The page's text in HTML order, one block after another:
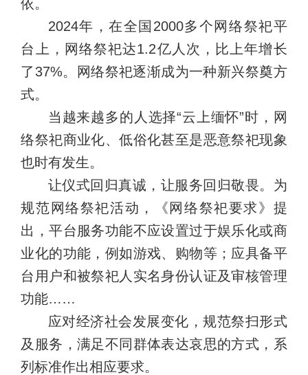
依。
2024年，在全国2000多个网络祭祀平
台上，网络祭祀达1.2亿人次，比上年增长
了37%。网络祭祀逐渐成为一种新兴祭奠方
式。
当越来越多的人选择“云上缅怀”时，网
络祭祀商业化、低俗化甚至是恶意祭祀现象
也时有发生。
让仪式回归真诚，让服务回归敬畏。为
规范网络祭祀活动，《网络祭祀要求》提
出，平台服务功能不应设置过于娱乐化或商
业化的功能，例如游戏、购物等；应具备平
台用户和被祭祀人实名身份认证及审核管理
功能……
应对经济社会发展变化，规范祭扫形式
及服务，满足不同群体表达哀思的方式，系
列标准作出相应要求。